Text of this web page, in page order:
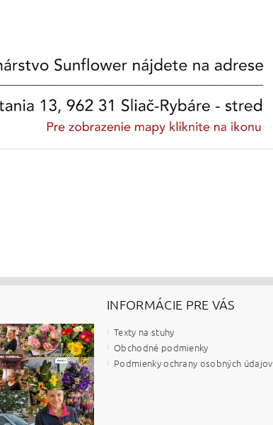
INFORMÁCIE PRE VÁS
Texty na stuhy
Obchodné podmienky
Podmienky ochrany osobných údajov